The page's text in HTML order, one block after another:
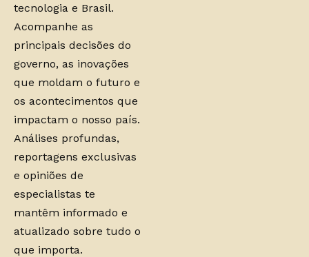
tecnologia e Brasil.
Acompanhe as
principais decisões do
governo, as inovações
que moldam o futuro e
os acontecimentos que
impactam o nosso país.
Análises profundas,
reportagens exclusivas
e opiniões de
especialistas te
mantêm informado e
atualizado sobre tudo o
que importa.